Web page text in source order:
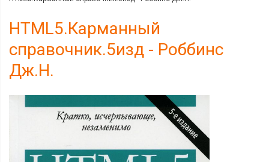
HTML5.Карманный
справочник.5изд - Роббинс
Дж.Н.